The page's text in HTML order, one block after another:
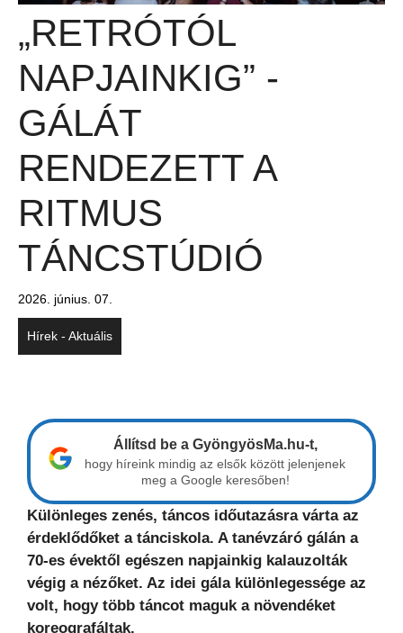
„RETRÓTÓL
NAPJAINKIG” -
GÁLÁT
RENDEZETT A
RITMUS
TÁNCSTÚDIÓ
2026. június. 07.
Hírek - Aktuális
Állítsd be a GyöngyösMa.hu-t,
hogy híreink mindig az elsők között jelenjenek
meg a Google keresőben!
Különleges zenés, táncos időutazásra várta az
érdeklődőket a tánciskola. A tanévzáró gálán a
70-es évektől egészen napjainkig kalauzolták
végig a nézőket. Az idei gála különlegessége az
volt, hogy több táncot maguk a növendéket
koreografáltak.